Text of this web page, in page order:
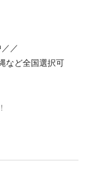
談できることが
／
など全国選択可